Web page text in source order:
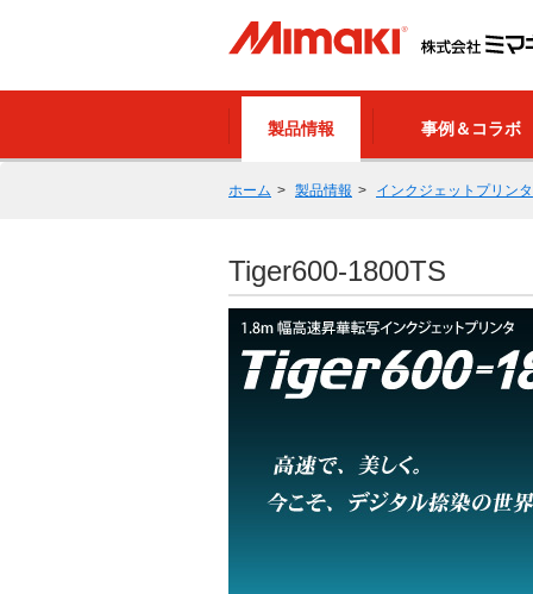
製品情報 事例＆コラボ
ホーム 製品情報 インクジェットプリンタ
Tiger600-1800TS